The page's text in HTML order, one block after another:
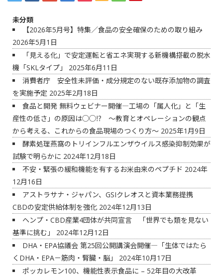
未分類
【2026年5月号】特集／食品の安全確保のための取り組み
2026年5月1日
「見える化」で安定運転と省エネ実現する新機構搭載の脱水
機「SKLタイプ」
2025年6月11日
消費者庁 安全性未評価・成分規定のない既存添加物の調査
を実施予定 2025年2月18日
食品と開発 無料ウェビナー開催―工場の「属人化」と「生
産性の低さ」の原因は◯◯⁉ ～教育とオペレーションの観点
から考える、これからの食品現場のつくり方～ 2025年1月9日
酵素処理燕窩のトリインフルエンザウイルス感染抑制効果が
試験で明らかに 2024年12月18日
不安・緊張の緩和機能を有するお米由来のペプチド 2024年
12月16日
アストラサナ・ジャパン、GSIクレオスと資本業務提携
CBDの安定供給体制を強化 2024年12月13日
ヘンプ・CBD産業4団体が共同宣言 「世界でも類を見ない
基準に挑む」
2024年12月12日
DHA・EPA協議会 第25回公開講演会開催―「生体ではたら
くDHA・EPA－筋肉・腎臓・脳」
2024年10月17日
ポッカレモン100、機能性表示食品に – 52年目の大改革